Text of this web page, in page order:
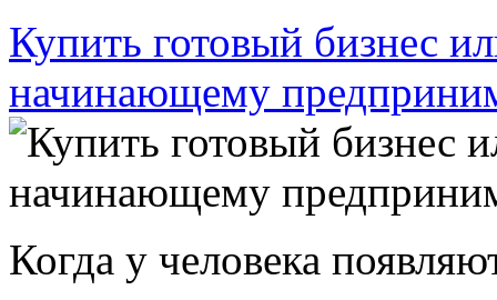
Купить готовый бизнес
начинающему
Когда у человека